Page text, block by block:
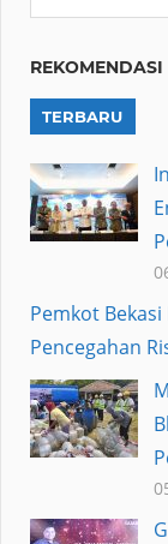
REKOMENDASI
TERBARU
Pemkot
Pencegahan